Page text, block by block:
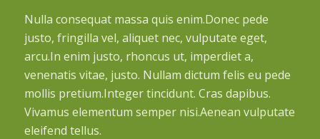
Nulla consequat massa quis enim.Donec pede
justo, fringilla vel, aliquet nec, vulputate eget,
arcu.In enim justo, rhoncus ut, imperdiet a,
venenatis vitae, justo. Nullam dictum felis eu pede
mollis pretium.Integer tincidunt. Cras dapibus.
Vivamus elementum semper nisi.Aenean vulputate
eleifend tellus.